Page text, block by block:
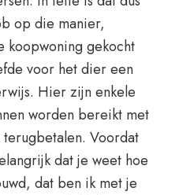
op die manier,
koopwoning gekocht
voor het dier een
Hier zijn enkele
worden bereikt met
terugbetalen. Voordat
dat je weet hoe
dat ben ik met je